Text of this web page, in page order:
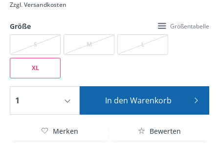
Zzgl.Versandkosten
Größe Größentabelle
S M L
XL
In den Warenkorb
Merken Bewerten